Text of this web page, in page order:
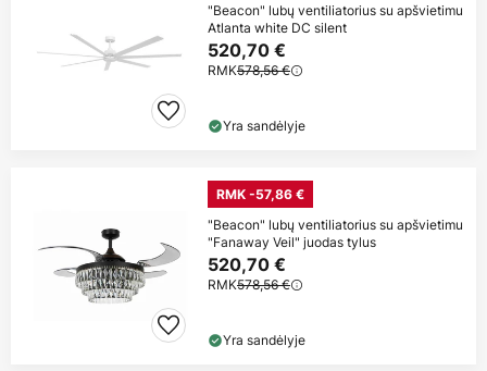
"Beacon" lubų ventiliatorius su apšvietimu
Atlanta white DC silent
520,70 €
RMK578,56 €
Yra sandėlyje
RMK -57,86 €
"Beacon" lubų ventiliatorius su apšvietimu
"Fanaway Veil" juodas tylus
520,70 €
RMK578,56 €
Yra sandėlyje